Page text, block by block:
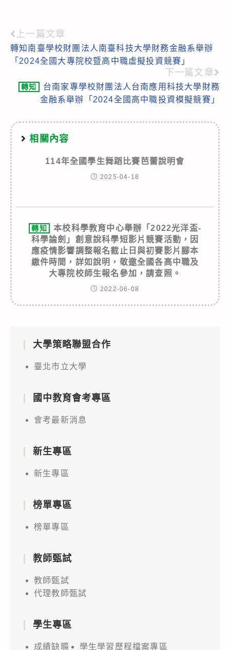
Read
more
上一篇文章
轉知南臺學校財團法人南臺科技大學財務金融系舉辦
「2024全國大專院校暨高中職虛擬投資競賽」
下一篇文章
轉知
台南家專學校財團法人台南應用科技大學財務
金融系舉辦「2024全國高中職投資模擬競賽」
相關內容
114年全國學生舞蹈比賽芭蕾說明會
2025-04-18
轉知
本校科學教育中心舉辦「2022光洋盃-
科學論劍」創意說科學短影片競賽活動，因
應疫情影響調整報名截止日與初賽影片腳本
繳件時間，詳如說明，敬邀全國各高中職及
大專院校師生報名參加，請查照。
2022-06-08
大學策略聯盟合作
臺北市立大學
國中教育會考專區
會考最新消息
新生專區
新生專區
榜單專區
榜單專區
教師甄試
教師甄試
代理教師甄試
學生專區
成績缺曠 學生學習歷程檔案專區